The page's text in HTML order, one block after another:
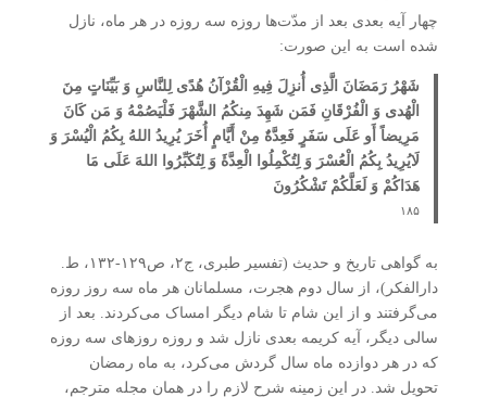
چهار آیه بعدی بعد از مدّت‌ها روزه سه روزه در هر ماه، نازل
شده است به این صورت:
شَهْرُ رَمَضَانَ الَّذِی أُنزِلَ فِیهِ الْقُرْآنُ هُدًی لِلنَّاسِ وَ بَیِّنَاتٍ مِنَ
الْهُدی وَ الْفُرْقَانِ فَمَن شَهِدَ مِنکُمُ الشَّهْرَ فَلْیَصُمْهُ وَ مَن کَانَ
مَرِیضاً أَو عَلَی سَفَرٍ فَعِدَّۀٌ مِنْ أَیَّامٍ أُخَرَ یُرِیدُ اللهُ بِکُمُ الْیُسْرَ وَ
لَایُرِیدُ بِکُمُ الْعُسْرَ وَ لِتُکْمِلُوا الْعِدَّۀَ وَ لِتُکَبِّرُوا اللهَ عَلَی مَا
هَدَاکُمْ وَ لَعَلَّکُمْ تَشْکُرُونَ
۱۸۵
به گواهی تاریخ و حدیث (تفسیر طبری، ج۲، ص۱۲۹-۱۳۲، ط.
دارالفکر)، از سال دوم هجرت، مسلمانان هر ماه سه روز روزه
می‌گرفتند و از این شام تا شام دیگر امساک می‌کردند. بعد از
سالی دیگر، آیه کریمه بعدی نازل شد و روزه روزهای سه روزه
که در هر دوازده ماه سال گردش می‌کرد، به ماه رمضان
تحویل شد. در این زمینه شرح لازم را در همان مجله مترجم،